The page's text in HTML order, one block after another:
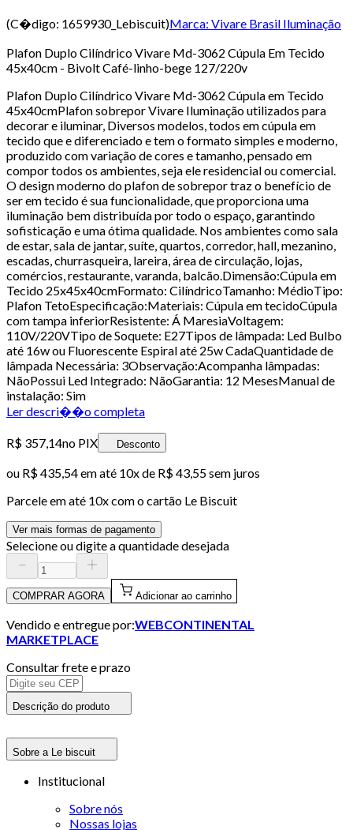
(C�digo: 1659930_Lebiscuit)Marca: Vivare Brasil Iluminação
Plafon Duplo Cilíndrico Vivare Md-3062 Cúpula Em Tecido
45x40cm - Bivolt Café-linho-bege 127/220v
Plafon Duplo Cilíndrico Vivare Md-3062 Cúpula em Tecido
45x40cmPlafon sobrepor Vivare Iluminação utilizados para
decorar e iluminar, Diversos modelos, todos em cúpula em
tecido que e diferenciado e tem o formato simples e moderno,
produzido com variação de cores e tamanho, pensado em
compor todos os ambientes, seja ele residencial ou comercial.
O design moderno do plafon de sobrepor traz o benefício de
ser em tecido é sua funcionalidade, que proporciona uma
iluminação bem distribuída por todo o espaço, garantindo
sofisticação e uma ótima qualidade. Nos ambientes como sala
de estar, sala de jantar, suíte, quartos, corredor, hall, mezanino,
escadas, churrasqueira, lareira, área de circulação, lojas,
comércios, restaurante, varanda, balcão.Dimensão:Cúpula em
Tecido 25x45x40cmFormato: CilíndricoTamanho: MédioTipo:
Plafon TetoEspecificação:Materiais: Cúpula em tecidoCúpula
com tampa inferiorResistente: Á MaresiaVoltagem:
110V/220VTipo de Soquete: E27Tipos de lâmpada: Led Bulbo
até 16w ou Fluorescente Espiral até 25w CadaQuantidade de
lâmpada Necessária: 3Observação:Acompanha lâmpadas:
NãoPossui Led Integrado: NãoGarantia: 12 MesesManual de
instalação: Sim
Ler descri��o completa
R$ 357,14no PIX Desconto
ou R$ 435,54em até 10x de R$ 43,55 sem juros
Parcele em até 10x com o cartão Le Biscuit
Ver mais formas de pagamento
Selecione ou digite a quantidade desejada
COMPRAR AGORA Adicionar ao carrinho
Vendido e entregue por:WEBCONTINENTAL
MARKETPLACE
Consultar frete e prazo
Descrição do produto
Sobre a Le biscuit
Institucional
Sobre nós
Nossas lojas